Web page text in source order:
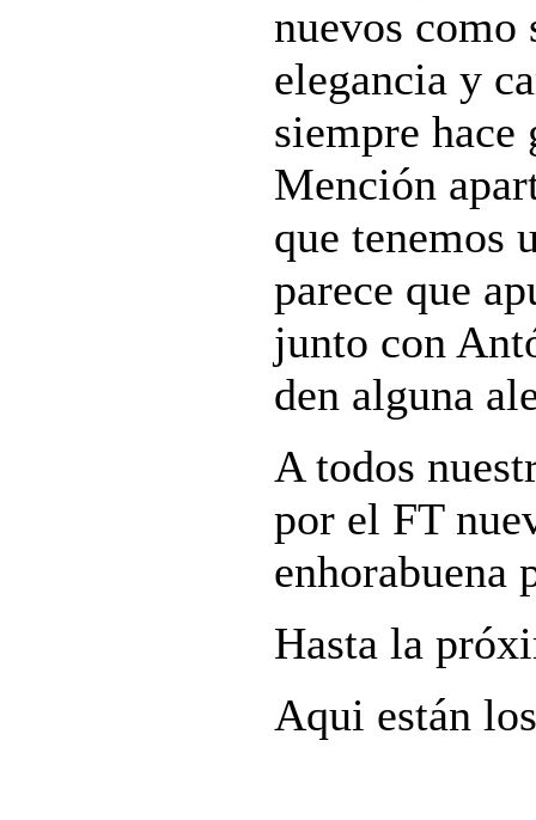
nuevos como
elegancia y
siempre hace
Mención
que tenemos
parece que
junto con
den alguna
A todos
por el FT
enhorabuena
Hasta la
Aqui están